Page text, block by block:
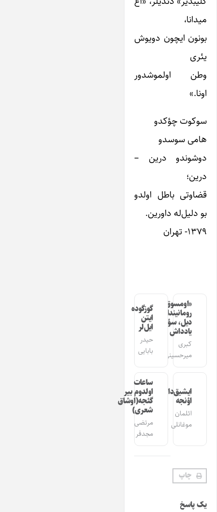
میدانا،
بونون ایچون دویوش
یئری
وطن اولموشدور
اونا.»
سوکوت چؤکدو
هامی سوسدو
دوشوندو درین –
درین؛
قضاوتی باطل اولدو
بو دلیل‌له داورین.
۱۳۷۹- تهران
«اومسوق»
رومانیندا
دیل، سؤز،
یادداش
کبری
میرحسینی
گوزگوده
ایتن
ایل‌لر
حیدر
بابایی
ایشیق‌دان
اؤنجه
ائلمان
موغانلی
ساعات
اولدوم بیر
گئجه(اوشاق
شعری)
مرتضی
مجدفر
چاپ
یک پاسخ